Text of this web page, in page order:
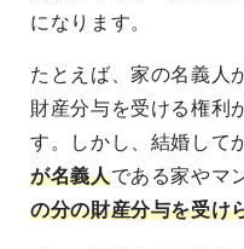
になります。
たとえば、家の名義人
財産分与を受ける権利
す。しかし、結婚して
が名義人である家やマ
の分の財産分与を受け